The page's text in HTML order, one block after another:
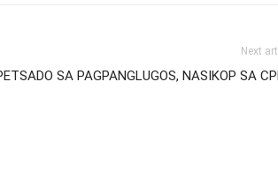
Next
SA PAGPANGLUGOS, NASIKOP SA